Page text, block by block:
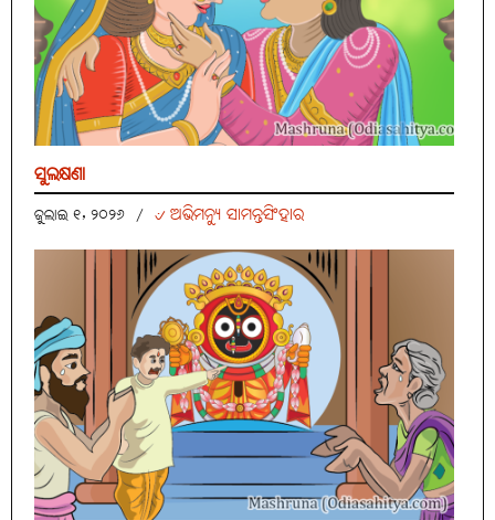
ସୁଲକ୍ଷଣା
ଜୁଲାଇ ୧, ୨୦୨୬ / ୰ ଅଭିମନ୍ୟୁ ସାମନ୍ତସିଂହାର